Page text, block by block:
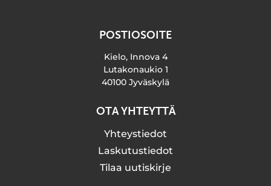
POSTIOSOITE
Kielo, Innova 4
Lutakonaukio 1
40100 Jyväskylä
OTA YHTEYTTÄ
Yhteystiedot
Laskutustiedot
Tilaa uutiskirje